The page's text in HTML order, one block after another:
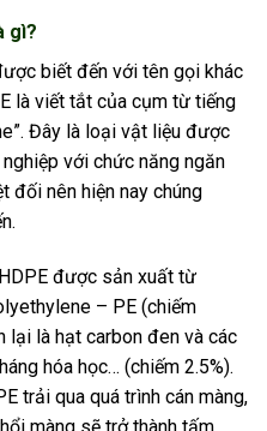
gì?
biết đến với tên gọi khác
là viết tắt của cụm từ tiếng
Đây là loại vật liệu được
với chức năng ngăn
đối nên hiện nay chúng
được sản xuất từ
– PE (chiếm
lại là hạt carbon đen và các
hóa học… (chiếm 2.5%).
trải qua quá trình cán màng,